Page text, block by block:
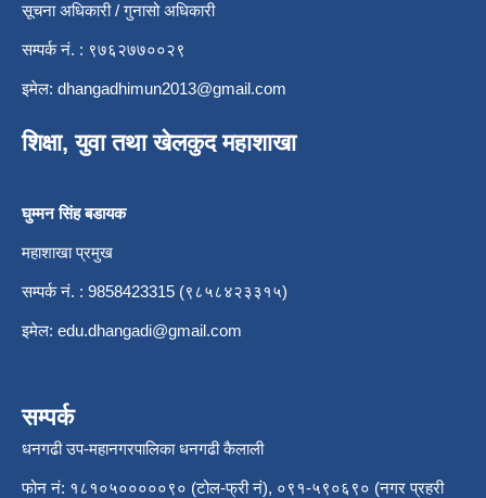
सूचना अधिकारी / गुनासो अधिकारी
सम्पर्क नं. : ९७६२७७००२९
इमेल: dhangadhimun2013@gmail.com
शिक्षा, युवा तथा खेलकुद महाशाखा
घुम्मन सिंह बडायक
महाशाखा प्रमुख
सम्पर्क नं. : 9858423315 (९८५८४२३३१५)
इमेल: edu.dhangadi@gmail.com
सम्पर्क
धनगढी उप-महानगरपालिका धनगढी कैलाली
फोन नं: १८१०५०००००९० (टोल-फ्री नं), ०९१-५९०६९० (नगर प्रहरी